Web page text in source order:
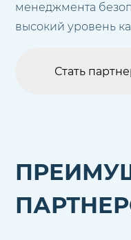
менеджмента
высокий уровень
Стать